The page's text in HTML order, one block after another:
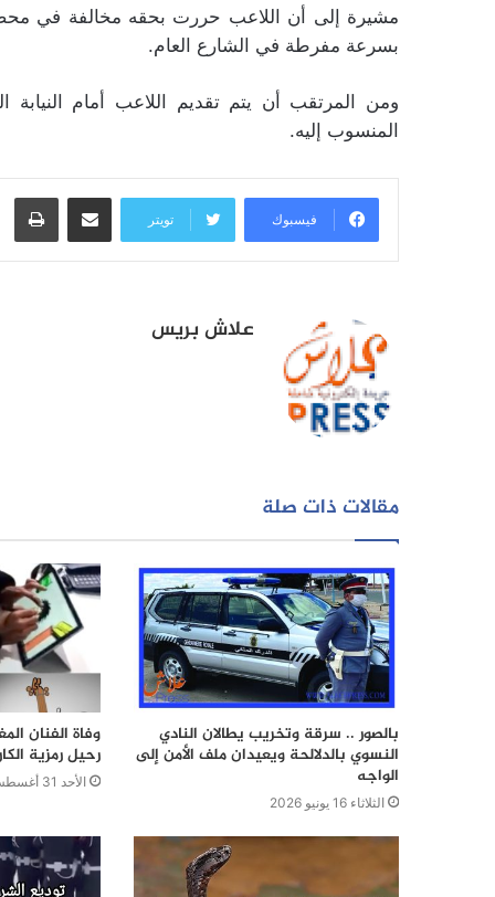
مشيرة إلى أن اللاعب حررت بحقه مخالفة في
بسرعة مفرطة في الشارع العام.
ومن المرتقب أن يتم تقديم اللاعب أمام النيابة
المنسوب إليه.
فيسبوك تويتر
مشاركة عبر البريد
علاش بريس
مقالات ذات صلة
بالصور .. سرقة وتخريب يطالان النادي
النسوي بالدلالحة ويعيدان ملف الأمن إلى
الواجه
الثلاثاء 16 يونيو 2026
وفاة الفنان
رحيل رمزية
الأحد 31 أغسطس 2025